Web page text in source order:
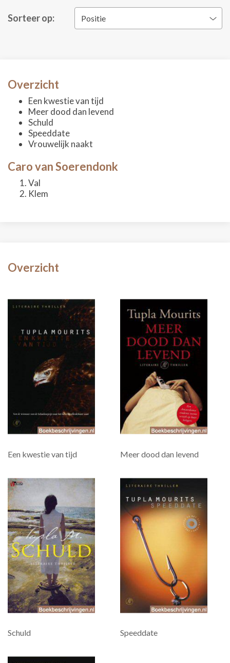
Sorteer op: Positie
Overzicht
Een kwestie van tijd
Meer dood dan levend
Schuld
Speeddate
Vrouwelijk naakt
Caro van Soerendonk
Val
Klem
Overzicht
Een kwestie van tijd Meer dood dan levend
Schuld Speeddate